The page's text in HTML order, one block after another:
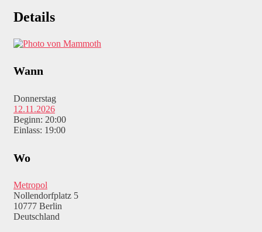
Details
Wann
Donnerstag
12.11.2026
Beginn: 20:00
Einlass: 19:00
Wo
Metropol
Nollendorfplatz 5
10777 Berlin
Deutschland